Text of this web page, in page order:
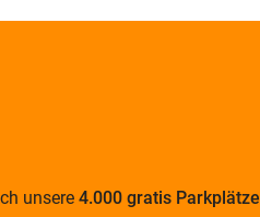
unsere 4.000 gratis Parkplätze